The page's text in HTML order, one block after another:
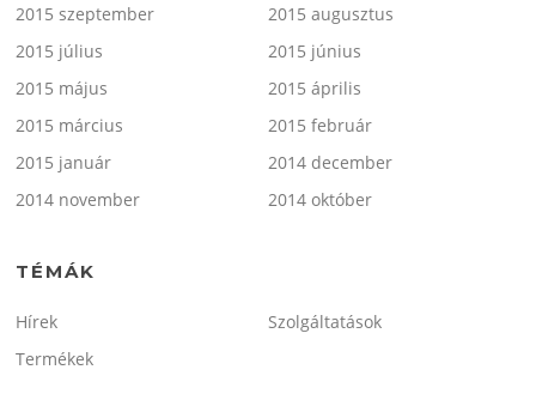
2015 szeptember
2015 augusztus
2015 július
2015 június
2015 május
2015 április
2015 március
2015 február
2015 január
2014 december
2014 november
2014 október
TÉMÁK
Hírek
Szolgáltatások
Termékek